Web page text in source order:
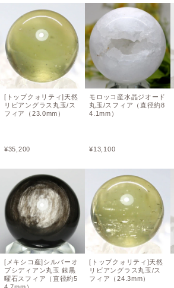
[トップクォリティ]天然
リビアングラス丸玉/ス
フィア（23.0mm）
¥35,200
[メキシコ産]シルバーオ
ブシディアン丸玉 銀黒
曜石スフィア（直径約5
モロッコ産水晶ジオード
丸玉/スフィア（直径約8
4.1mm）
¥13,100
[トップクォリティ]天然
リビアングラス丸玉/ス
フィア（24.3mm）